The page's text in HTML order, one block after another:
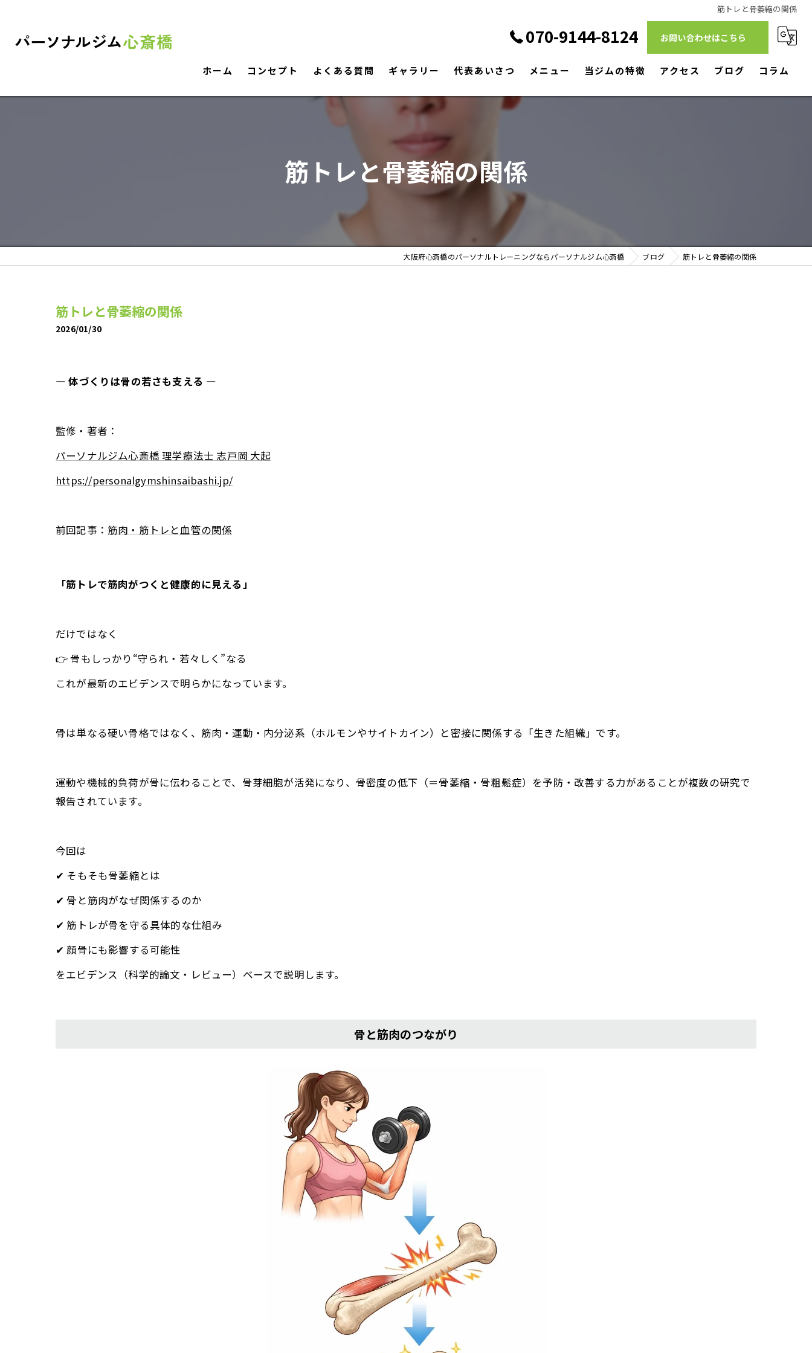
筋トレと骨萎縮の関係
070-9144-8124 お問い合わせはこちら
ホーム コンセプト よくある質問 ギャラリー 代表あいさつ メニュー 当ジムの特徴 アクセス ブログ コラム
筋トレと骨萎縮の関係
大阪府心斎橋のパーソナルトレーニングならパーソナルジム心斎橋 ブログ 筋トレと骨萎縮の関係
筋トレと骨萎縮の関係
2026/01/30
― 体づくりは骨の若さも支える ―
監修・著者：
パーソナルジム心斎橋 理学療法士 志戸岡 大起
https://personalgymshinsaibashi.jp/
前回記事： 筋肉・筋トレと血管の関係
「筋トレで筋肉がつくと健康的に見える」
だけではなく――
👉 骨もしっかり“守られ・若々しく”なる
これが最新のエビデンスで明らかになっています。
骨は単なる硬い骨格ではなく、筋肉・運動・内分泌系（ホルモンやサイトカイン）と密接に関係する「生きた組織」です。
運動や機械的負荷が骨に伝わることで、骨芽細胞が活発になり、骨密度の低下（＝骨萎縮・骨粗鬆症）を予防・改善する力があることが複数の研究で
報告されています。
今回は
✔ そもそも骨萎縮とは
✔ 骨と筋肉がなぜ関係するのか
✔ 筋トレが骨を守る具体的な仕組み
✔ 顔骨にも影響する可能性
をエビデンス（科学的論文・レビュー）ベースで説明します。
骨と筋肉のつながり